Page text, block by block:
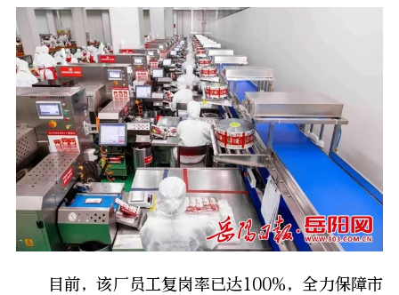
目前，该厂员工复岗率已达100%，全力保障市